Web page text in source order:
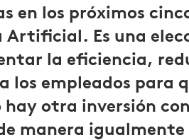
en los próximos
Es una
la eficiencia,
los empleados para
hay otra inversión
manera